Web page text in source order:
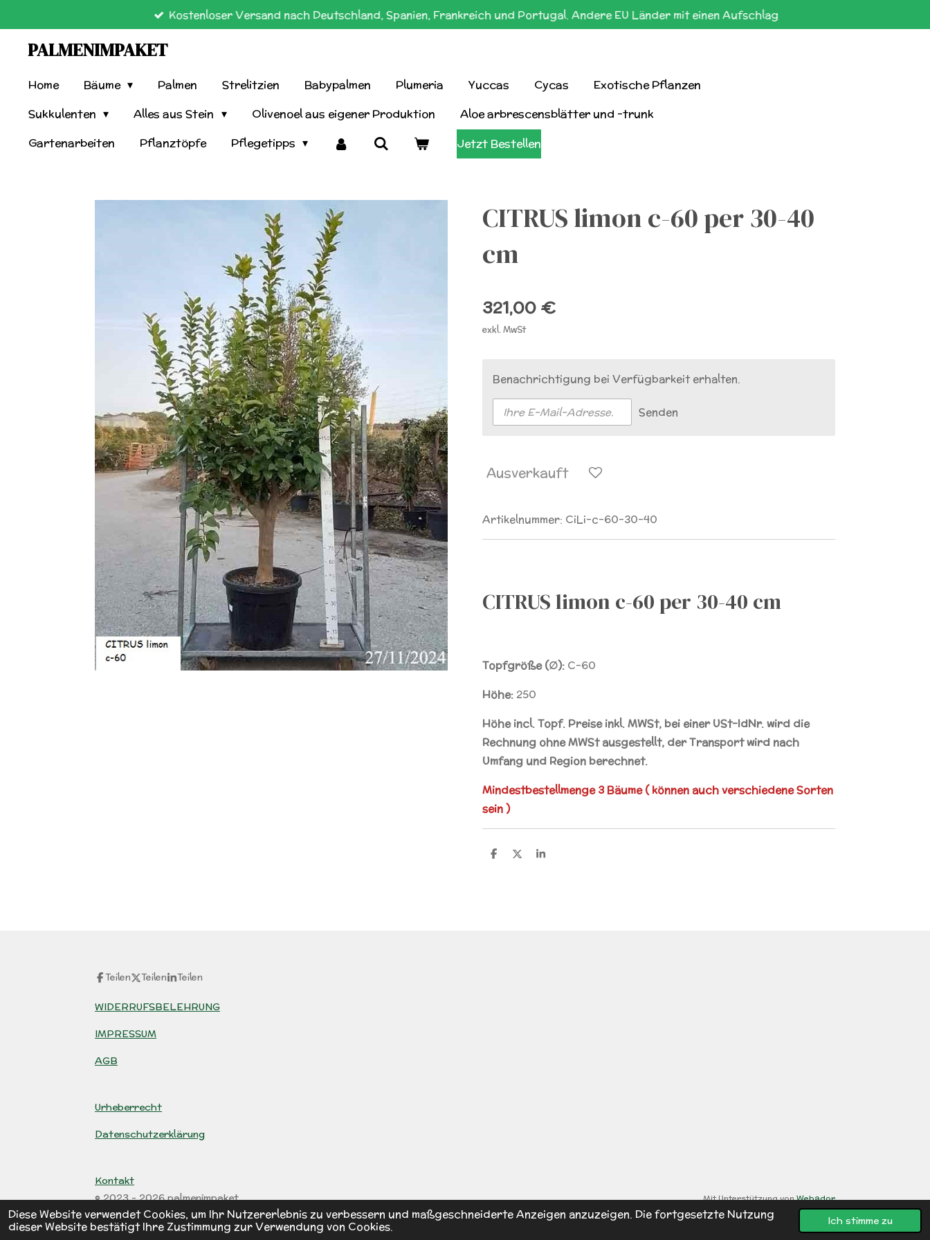
Diese Website verwendet Cookies, um Ihr Nutzererlebnis zu verbessern und maßgeschneiderte Anzeigen anzuzeigen. Die fortgesetzte Nutzung
dieser Website bestätigt Ihre Zustimmung zur Verwendung von Cookies.
Ich stimme zu
springen
Kostenloser Versand nach Deutschland, Spanien, Frankreich und Portugal. Andere EU Länder mit einen Aufschlag
PALMENIMPAKET
Home Bäume Palmen Strelitzien Babypalmen Plumeria Yuccas Cycas
Exotische Pflanzen
Sukkulenten
Alles aus Stein Olivenoel aus eigener Produktion
Aloe arbrescensblätter und -trunk
Gartenarbeiten
Pflanztöpfe Pflegetipps Jetzt Bestellen
CITRUS limon c-60 per 30-40
cm
321,00 €
exkl. MwSt
Benachrichtigung bei Verfügbarkeit erhalten.
Senden
Ausverkauft
Artikelnummer: CiLi-c-60-30-40
CITRUS limon c-60 per 30-40 cm
Topfgröße (∅): C-60
Höhe: 250
Höhe incl. Topf. Preise inkl. MWSt, bei einerUSt-IdNr.wird die
Rechnung ohne MWSt ausgestellt, der Transport wird nach
Umfang und Region berechnet.
Mindestbestellmenge 3 Bäume ( können auch verschiedene Sorten
sein )
T T T
Teilen Teilen Teilen
WIDERRUFSBELEHRUNG
IMPRESSUM
AGB
Urheberrecht
Datenschutzerklärung
Kontakt
© 2023 - 2026 palmenimpaket
Mit Unterstützung vonWebador